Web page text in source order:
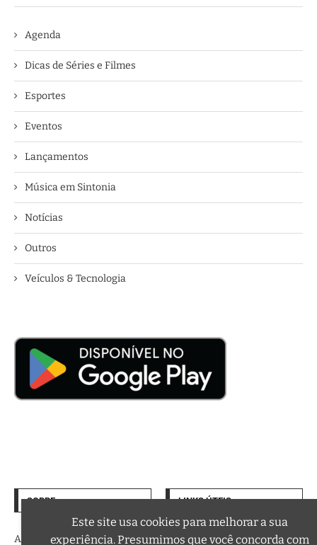
Agenda
Dicas de Séries e Filmes
Esportes
Eventos
Lançamentos
Música em Sintonia
Notícias
Outros
Veículos & Tecnologia
SOBRE
A trilha sonora da sua vida
LINKS ÚTEIS
Termos de Uso
Política de Privacidade
Este site usa cookies para melhorar a sua
experiência. Presumimos que você concorda com